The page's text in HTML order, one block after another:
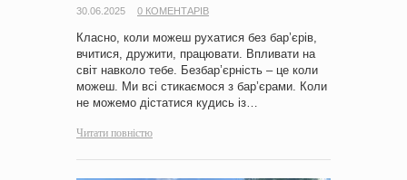
30.06.2025 0 КОМЕНТАРІВ
Класно, коли можеш рухатися без бар’єрів,
вчитися, дружити, працювати. Впливати на
світ навколо тебе. Безбар’єрність – це коли
можеш. Ми всі стикаємося з бар’єрами. Коли
не можемо дістатися кудись із…
Читати повністю